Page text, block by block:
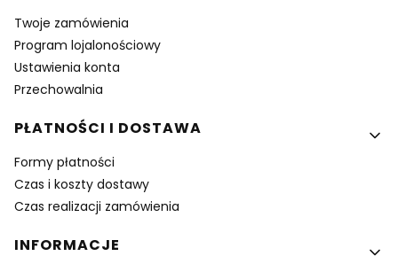
Twoje zamówienia
Program lojalonościowy
Ustawienia konta
Przechowalnia
PŁATNOŚCI I DOSTAWA
Formy płatności
Czas i koszty dostawy
Czas realizacji zamówienia
INFORMACJE